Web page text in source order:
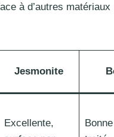
à d’autres matériaux
Jesmonite
Excellente,